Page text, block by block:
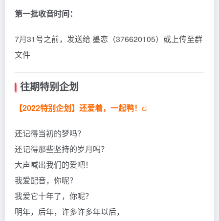
第一批收音时间：
7月31号之前，发送给 墨恋（376620105）或上传至群
文件
往期特别企划
【2022特别企划】还爱着，一起鸭！
还记得当初的梦吗？
还记得那些坚持的岁月吗？
大声喊出我们的爱吧！
我爱配音，你呢？
我爱它十年了，你呢？
明年，后年，许多许多年以后，